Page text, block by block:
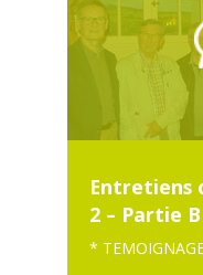
Entretiens
2 – Partie B
*